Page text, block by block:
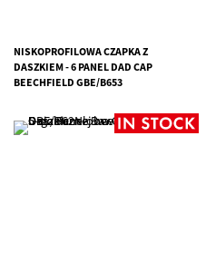
NISKOPROFILOWA CZAPKA Z
DASZKIEM - 6 PANEL DAD CAP
BEECHFIELD GBE/B653